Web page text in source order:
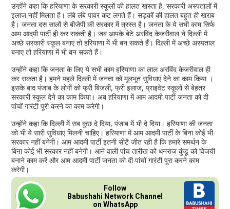
उन्होंने कहा कि हरियाणा के सरकारी स्कूलों की हालत खस्ता है, सरकारी अस्पतालों में
इलाज नहीं मिलता है। लंबे लंबे पावर कट लगते हैं। सड़कों की हालत बहुत ही खराब
है। जनता दस सालों से बीजेपी की सरकार में त्रस्त है। जनता के ये सभी काम सिर्फ
आम आदमी पार्टी ही कर सकती है। जब आपके बेटे अरविंद केजरीवाल ने दिल्ली में
अच्छे सरकारी स्कूल बनाए तो हरियाणा में भी बन सकते हैं। दिल्ली में अच्छे अस्पताल
बनाए तो हरियाणा में भी बन सकते हैं।
उन्होंने कहा कि जनता के लिए ये सभी काम हरियाणा का लाल अरविंद केजरीवाल ही
कर सकता है। हमने पहले दिल्ली में जनता को मूलभूत सुविधाएं देने का काम किया ।
इसके बाद पंजाब के लोगों को फ्री बिजली, फ्री इलाज, प्राइवेट स्कूलों से बेहतर
सरकारी स्कूल देने का काम किया। अब हरियाणा में आम आदमी पार्टी जनता को दी
पांचों गारंटी पूरी करने का काम करेगी।
उन्होंने कहा कि दिल्ली में सब कुछ दे दिया, पंजाब में भी दे दिया। हरियाणा की जनता
को भी ये सारी सुविधाएं मिलनी चाहिए। हरियाणा में आम आदमी पार्टी के बिना कोई भी
सरकार नहीं बनेगी। आम आदमी पार्टी इतनी सीटें जीत रही है कि हमारे समर्थन के
बिना कोई भी सरकार नहीं बनेगी। आने वाली पांच तारीख को धनराज कुंडू को विजयी
बनाने काम करें और आम आदमी पार्टी जनता को दी पांचों गारंटी पूरा करने काम
करेगी।
Follow
Babushahi Network Channel
on WhatsApp